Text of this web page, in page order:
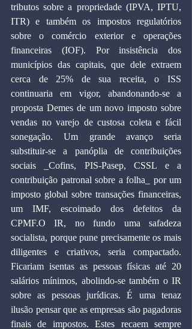
tributos sobre a propriedade (IPVA, IPTU,
ITR) e também os impostos regulatórios
sobre o comércio exterior e operações
financeiras (IOF). Por insistência dos
municípios das capitais, que dele extraem
cerca de 25% de sua receita, o ISS
continuaria em vigor, abandonando-se a
proposta Demes de um novo imposto sobre
vendas no varejo de custosa coleta e fácil
sonegação. Um grande avanço seria
substituir-se a panóplia de contribuições
sociais _Cofins, PIS-Pasep, CSSL e a
contribuição patronal sobre a folha_ por um
imposto global sobre transações financeiras,
um IMF, escoimado dos defeitos da
CPMF.O IR, no fundo uma safadeza
socialista, porque pune precisamente os mais
diligentes e criativos, seria compactado.
Ficariam isentas as pessoas físicas até 20
salários mínimos, abolindo-se também o IR
sobre as pessoas jurídicas. É uma tenaz
ilusão pensar que as empresas são pagadoras
finais de impostos. Estes recaem sempre